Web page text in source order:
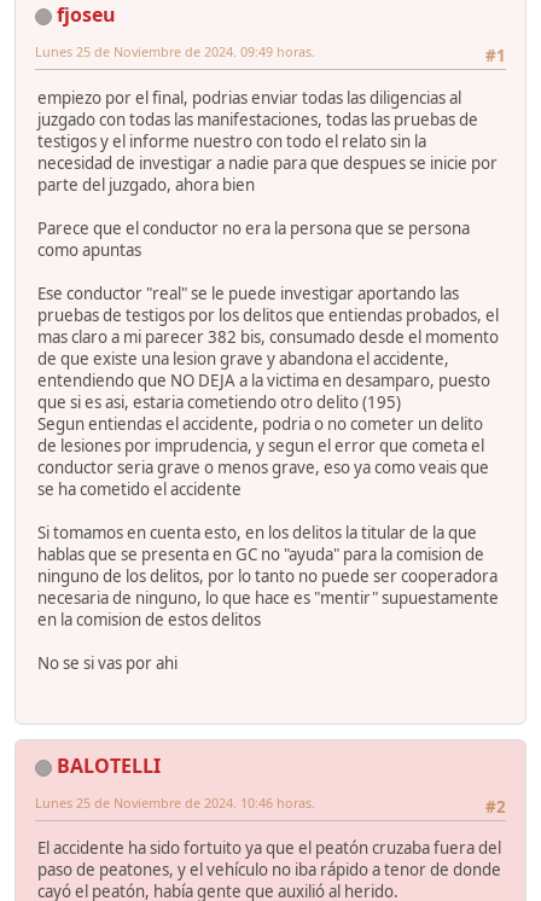
fjoseu
#1
Lunes 25 de Noviembre de 2024. 09:49 horas.
empiezo por el final, podrias enviar todas las diligencias al
juzgado con todas las manifestaciones, todas las pruebas de
testigos y el informe nuestro con todo el relato sin la
necesidad de investigar a nadie para que despues se inicie por
parte del juzgado, ahora bien
Parece que el conductor no era la persona que se persona
como apuntas
Ese conductor "real" se le puede investigar aportando las
pruebas de testigos por los delitos que entiendas probados, el
mas claro a mi parecer 382 bis, consumado desde el momento
de que existe una lesion grave y abandona el accidente,
entendiendo que NO DEJA a la victima en desamparo, puesto
que si es asi, estaria cometiendo otro delito (195)
Segun entiendas el accidente, podria o no cometer un delito
de lesiones por imprudencia, y segun el error que cometa el
conductor seria grave o menos grave, eso ya como veais que
se ha cometido el accidente
Si tomamos en cuenta esto, en los delitos la titular de la que
hablas que se presenta en GC no "ayuda" para la comision de
ninguno de los delitos, por lo tanto no puede ser cooperadora
necesaria de ninguno, lo que hace es "mentir" supuestamente
en la comision de estos delitos
No se si vas por ahi
BALOTELLI
#2
Lunes 25 de Noviembre de 2024. 10:46 horas.
El accidente ha sido fortuito ya que el peatón cruzaba fuera del
paso de peatones, y el vehículo no iba rápido a tenor de donde
cayó el peatón, había gente que auxilió al herido.